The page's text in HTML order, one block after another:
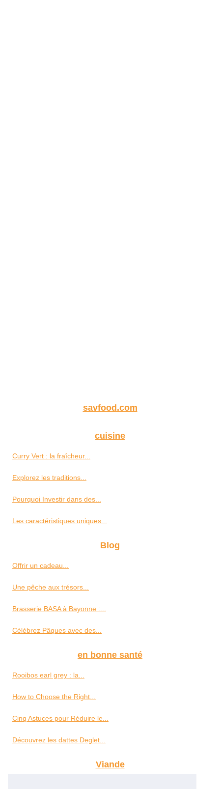
savfood.com
cuisine
Curry Vert : la fraîcheur...
Explorez les traditions...
Pourquoi Investir dans des...
Les caractéristiques uniques...
Blog
Offrir un cadeau...
Une pêche aux trésors...
Brasserie BASA à Bayonne :...
Célébrez Pâques avec des...
en bonne santé
Rooibos earl grey : la...
How to Choose the Right...
Cinq Astuces pour Réduire le...
Découvrez les dattes Deglet...
Viande